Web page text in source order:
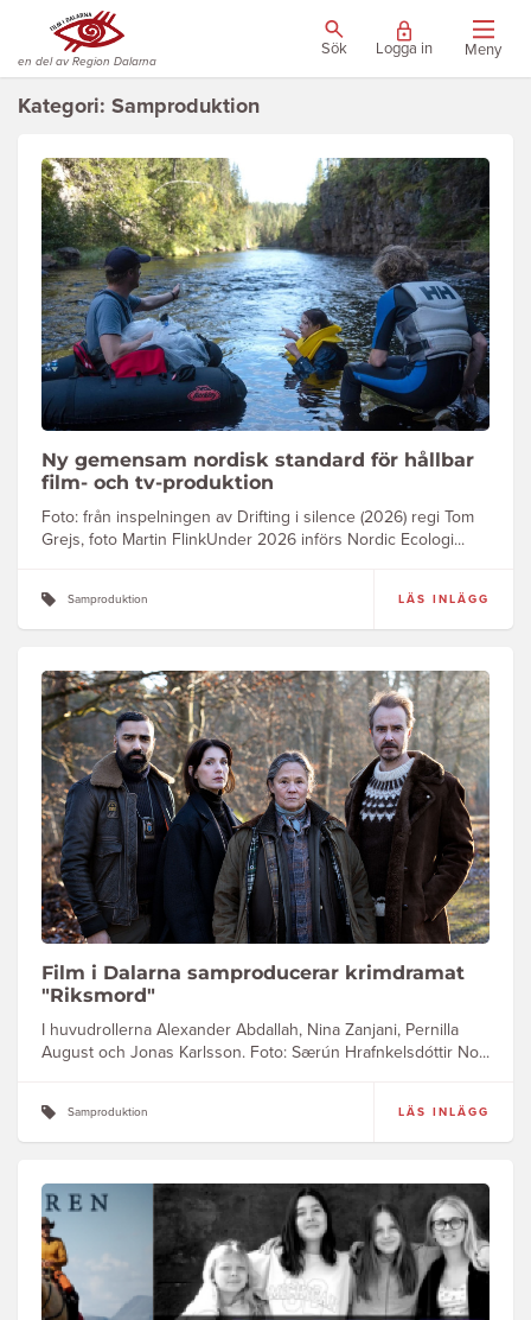
en del av Region Dalarna
Sök Logga in Meny
Kategori: Samproduktion
Ny gemensam nordisk standard för hållbar
film- och tv-produktion
Foto: från inspelningen av Drifting i silence (2026) regi Tom
Grejs, foto Martin FlinkUnder 2026 införs Nordic Ecologi...
Samproduktion LÄS INLÄGG
Film i Dalarna samproducerar krimdramat
"Riksmord"
I huvudrollerna Alexander Abdallah, Nina Zanjani, Pernilla
August och Jonas Karlsson. Foto: Særún Hrafnkelsdóttir No...
Samproduktion LÄS INLÄGG